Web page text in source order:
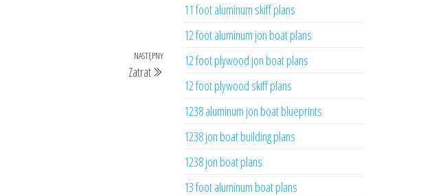
Następny
NASTĘPNY
Zatrat
11 foot aluminum skiff plans
12 foot aluminum jon boat plans
12 foot plywood jon boat plans
12 foot plywood skiff plans
1238 aluminum jon boat blueprints
1238 jon boat building plans
1238 jon boat plans
13 foot aluminum boat plans